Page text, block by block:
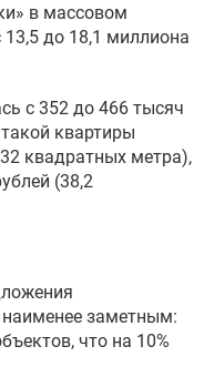
в массовом
13,5 до 18,1 миллиона
с 352 до 466 тысяч
квартиры
квадратных метра),
(38,2
заметным:
что на 10%